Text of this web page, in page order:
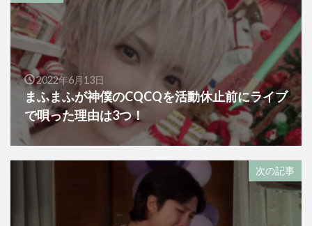
2022年6月13日
まふまふが神僕のCQCQを活動休止前にライブ
で唄った理由は3つ！
次の記事